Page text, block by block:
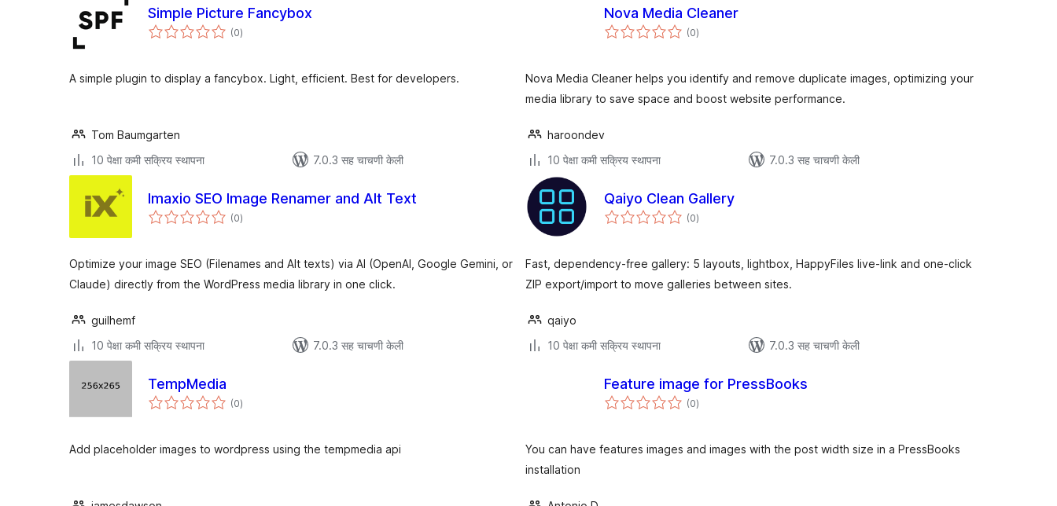
Simple Picture Fancybox
(0एकूण
मूल्यांकन
)
A simple plugin to display a fancybox. Light, efficient. Best for developers.
Tom Baumgarten
10 पेक्षा कमी सक्रिय स्थापना
7.0.3 सह चाचणी केली
Nova Media Cleaner
(0एकूण
मूल्यांकन
)
Nova Media Cleaner helps you identify and remove duplicate images, optimizing your
media library to save space and boost website performance.
haroondev
10 पेक्षा कमी सक्रिय स्थापना
7.0.3 सह चाचणी केली
Imaxio SEO Image Renamer and Alt Text
(0एकूण
मूल्यांकन
)
Optimize your image SEO (Filenames and Alt texts) via AI (OpenAI, Google Gemini, or
Claude) directly from the WordPress media library in one click.
guilhemf
10 पेक्षा कमी सक्रिय स्थापना
7.0.3 सह चाचणी केली
Qaiyo Clean Gallery
(0एकूण
मूल्यांकन
)
Fast, dependency-free gallery: 5 layouts, lightbox, HappyFiles live-link and one-click
ZIP export/import to move galleries between sites.
qaiyo
10 पेक्षा कमी सक्रिय स्थापना
7.0.3 सह चाचणी केली
TempMedia
(0एकूण
मूल्यांकन
)
Add placeholder images to wordpress using the tempmedia api
Feature image for PressBooks
(0एकूण
मूल्यांकन
)
You can have features images and images with the post width size in a PressBooks
installation